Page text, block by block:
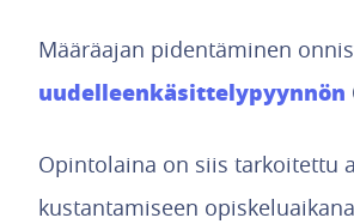
Määräajan pidentäminen
uudelleenkäsittelypyynnön
Opintolaina on siis tarkoitettu
kustantamiseen